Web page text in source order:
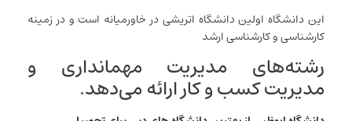
این دانشگاه اولین دانشگاه اتریشی در خاورمیانه است و در زمینه
کارشناسی و کارشناسی ارشد
رشته‌های مدیریت مهمانداری و
مدیریت کسب و کار ارائه می‌دهد.